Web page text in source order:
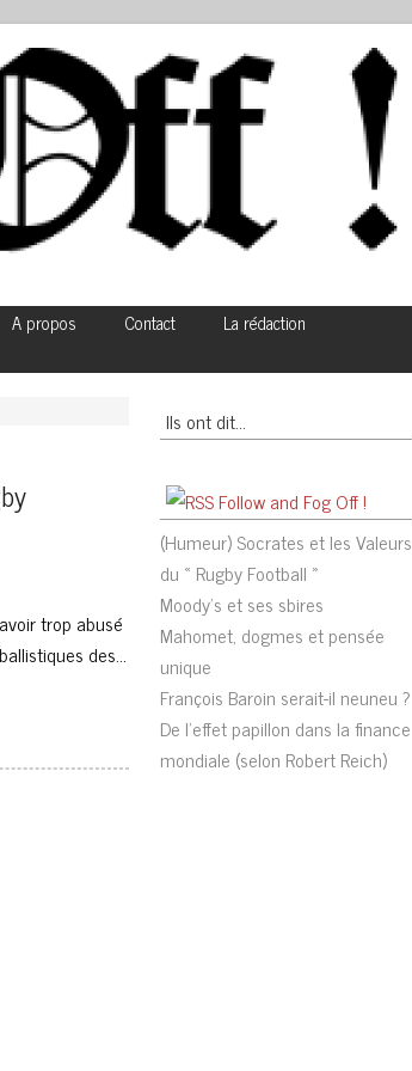
A propos Contact
La rédaction
trop abusé
des…
Ils ont dit…
Follow and Fog Off !
(Humeur) Socrates et les Valeurs
du « Rugby Football »
Moody’s et ses sbires
Mahomet, dogmes et pensée
unique
François Baroin serait-il neuneu ?
De l’effet papillon dans la finance
mondiale (selon Robert Reich)